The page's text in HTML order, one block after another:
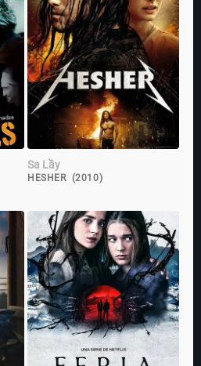
Sa Lầy
HESHER (2010)